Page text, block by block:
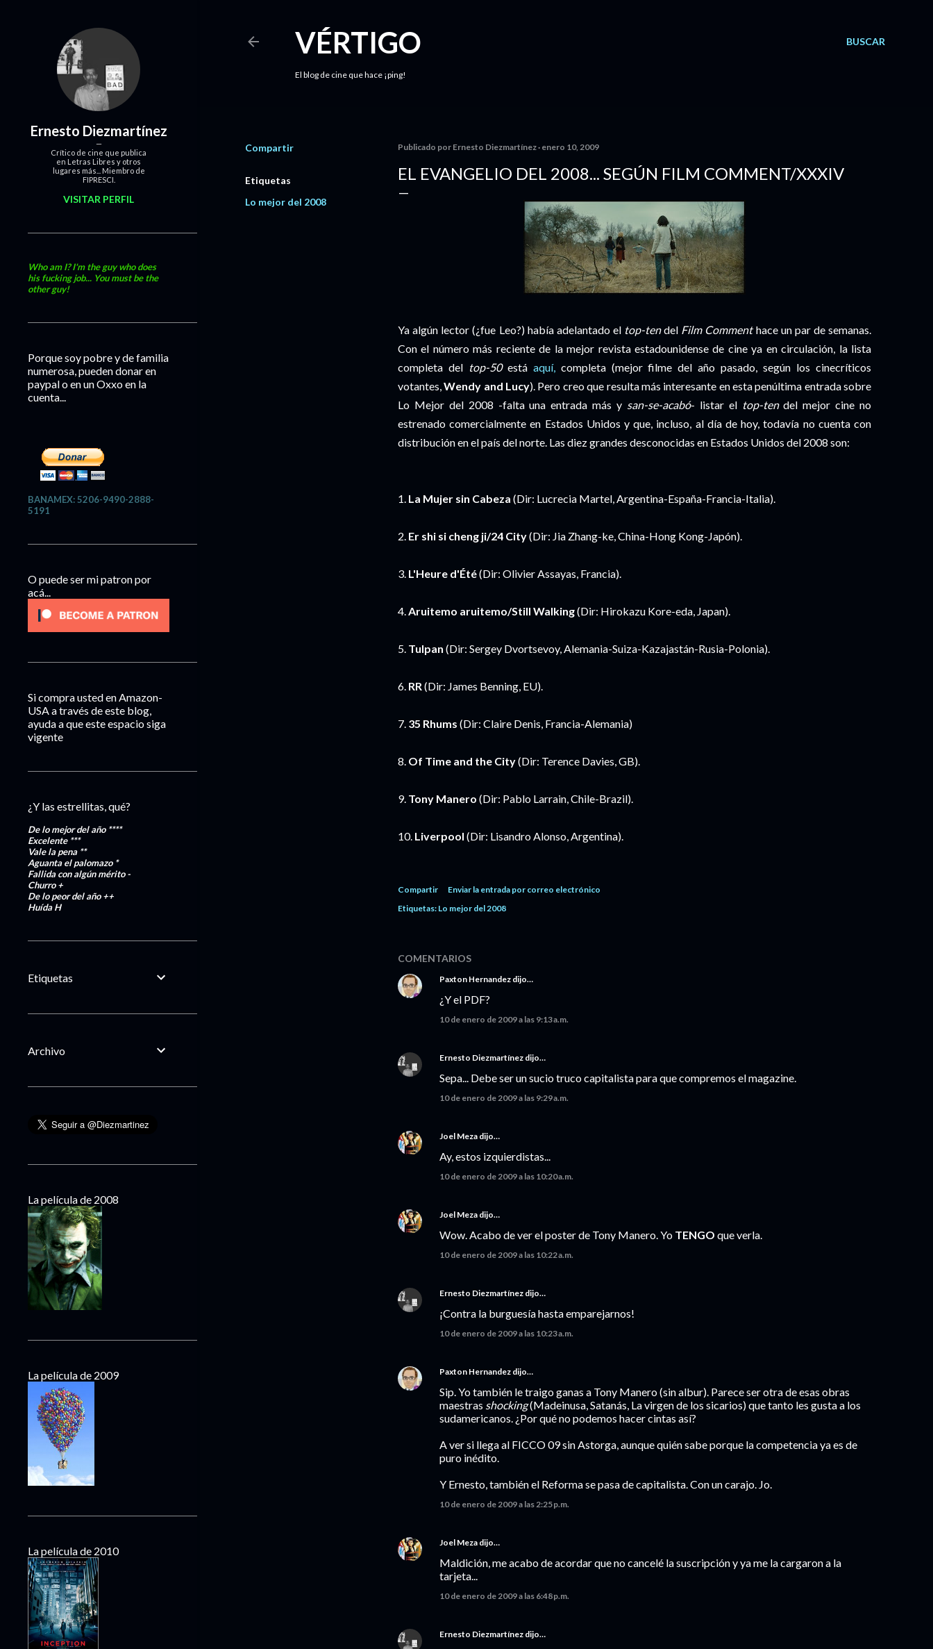
BUSCAR
VÉRTIGO
El blog de cine que hace ¡ping!
Compartir
Etiquetas
Lo mejor del 2008
Publicado por Ernesto Diezmartínez enero 10, 2009
EL EVANGELIO DEL 2008... SEGÚN FILM COMMENT/XXXIV
Ya algún lector (¿fue Leo?) había adelantado el top-tendel Film Commenthace un par de semanas.
Con el número más reciente de la mejor revista estadounidense de cine ya en circulación, la lista
completa del top-50está aquí,completa (mejor filme del año pasado, según los cinecríticos
votantes,Wendy and Lucy). Pero creo que resulta más interesante en esta penúltima entrada sobre
Lo Mejor del 2008 -falta una entrada más y san-se-acabó- listar el top-tendel mejor cine no
estrenado comercialmente en Estados Unidos y que, incluso, al día de hoy, todavía no cuenta con
distribución en el país del norte. Las diez grandes desconocidas en Estados Unidos del 2008 son:
1. La Mujer sin Cabeza (Dir: Lucrecia Martel, Argentina-España-Francia-Italia).
2. Er shi si cheng ji/24 City(Dir: Jia Zhang-ke, China-Hong Kong-Japón).
3. L'Heure d'Été(Dir: Olivier Assayas, Francia).
4.Aruitemo aruitemo/Still Walking(Dir: Hirokazu Kore-eda, Japan).
5. Tulpan (Dir: Sergey Dvortsevoy, Alemania-Suiza-Kazajastán-Rusia-Polonia).
6. RR(Dir: James Benning, EU).
7. 35 Rhums (Dir: Claire Denis, Francia-Alemania)
8. Of Time and the City(Dir: Terence Davies, GB).
9. Tony Manero (Dir: Pablo Larrain, Chile-Brazil).
10. Liverpool (Dir: Lisandro Alonso, Argentina).
Compartir
Enviar la entrada por correo electrónico
Etiquetas: Lo mejor del 2008
COMENTARIOS
Paxton Hernandez dijo…
¿Y el PDF?
10 de enero de 2009 a las 9:13 a.m.
Ernesto Diezmartínez dijo…
Sepa... Debe ser un sucio truco capitalista para que compremos el magazine.
10 de enero de 2009 a las 9:29 a.m.
Joel Meza dijo…
Ay, estos izquierdistas...
10 de enero de 2009 a las 10:20 a.m.
Joel Meza dijo…
Wow. Acabo de ver el poster de Tony Manero. Yo TENGO que verla.
10 de enero de 2009 a las 10:22 a.m.
Ernesto Diezmartínez dijo…
¡Contra la burguesía hasta emparejarnos!
10 de enero de 2009 a las 10:23 a.m.
Paxton Hernandez dijo…
Sip. Yo también le traigo ganas a Tony Manero (sin albur). Parece ser otra de esas obras
maestras shocking(Madeinusa, Satanás, La virgen de los sicarios) que tanto les gusta a los
sudamericanos. ¿Por qué no podemos hacer cintas así?
A ver si llega al FICCO 09 sin Astorga, aunque quién sabe porque la competencia ya es de
puro inédito.
Y Ernesto, también el Reforma se pasa de capitalista. Con un carajo. Jo.
10 de enero de 2009 a las 2:25 p.m.
Joel Meza dijo…
Maldición, me acabo de acordar que no cancelé la suscripción y ya me la cargaron a la
tarjeta...
10 de enero de 2009 a las 6:48 p.m.
Ernesto Diezmartínez dijo…
Ernesto Diezmartínez
Crítico de cine que publica
en Letras Libres y otros
lugares más... Miembro de
FIPRESCI.
VISITAR PERFIL
Who am I? I'm the guy who does
his fucking job... You must be the
other guy!
Porque soy pobre y de familia
numerosa, pueden donar en
paypal o en un Oxxo en la
cuenta...
BANAMEX: 5206-9490-2888-
5191
O puede ser mi patron por
acá...
Si compra usted en Amazon-
USA a través de este blog,
ayuda a que este espacio siga
vigente
¿Y las estrellitas, qué?
De lo mejor del año ****
Excelente***
Vale la pena **
Aguanta el palomazo *
Fallida con algún mérito-
Churro+
De lo peor del año++
HuídaH
Etiquetas
Archivo
La película de 2008
La película de 2009
La película de 2010